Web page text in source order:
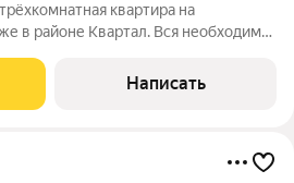
квартира на
в районе Квартал. Вся необходимая
пункты WB и OZON. Комнаты
Написать